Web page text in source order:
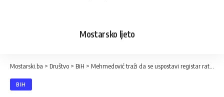
Mostarsko ljeto
Mostarski.ba > Društvo > BiH > Mehmedović traži da se uspostavi registar ratne štete od agresije Srbije i Hrvatske na BiH
BIH